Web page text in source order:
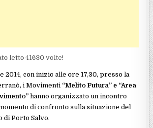
letto 41630 volte!
2014, con inizio alle ore 17,30, presso la
i Movimenti “Melito Futura” e “Area
hanno organizzato un incontro
di confronto sulla situazione del
di Porto Salvo.